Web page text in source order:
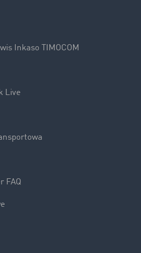
Inkaso TIMOCOM
Live
FAQ